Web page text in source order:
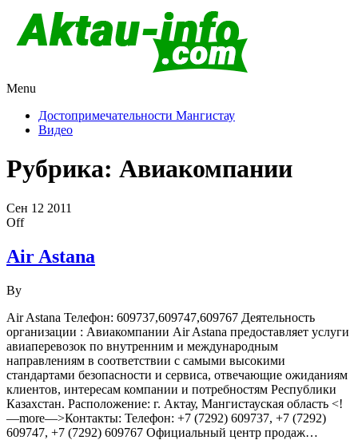
Казахстан
Menu
Достопримечательности Мангистау
Видео
Рубрика: Авиакомпании
Сен 12 2011
Off
Air Astana
By
Air Astana Телефон: 609737,609747,609767 Деятельность
организации : Авиакомпании Air Astana предоставляет услуги
авиаперевозок по внутренним и международным
направлениям в соответствии с самыми высокими
стандартами безопасности и сервиса, отвечающие ожиданиям
клиентов, интересам компании и потребностям Республики
Казахстан. Расположение: г. Актау, Мангистауская область <!
—more—>Контакты: Телефон: +7 (7292) 609737, +7 (7292)
609747, +7 (7292) 609767 Официальный центр продаж…